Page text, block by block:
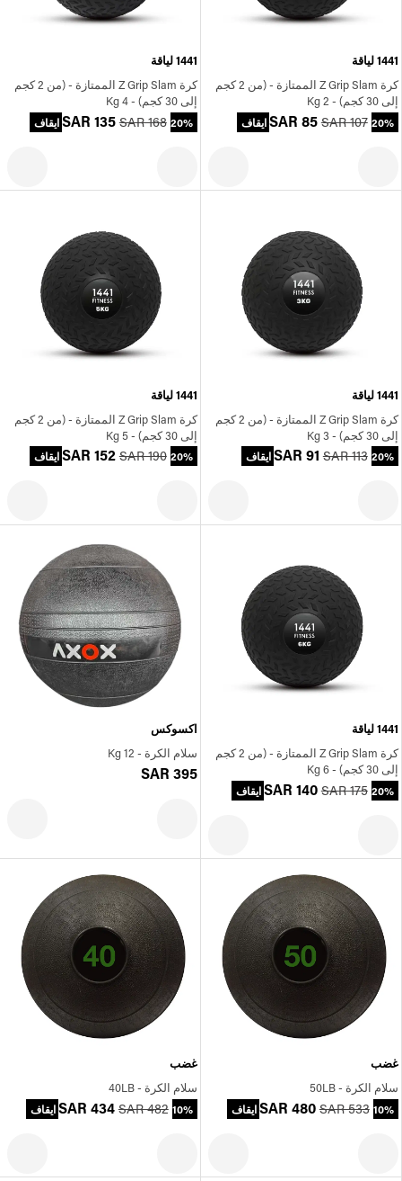
1441 لياقة
كرة Z Grip Slam الممتازة - (من 2 كجم
إلى 30 كجم) - 2 Kg
SAR 85 SAR 107 20% ايقاف
1441 لياقة
كرة Z Grip Slam الممتازة - (من 2 كجم
إلى 30 كجم) - 4 Kg
SAR 135 SAR 168 20% ايقاف
1441 لياقة
كرة Z Grip Slam الممتازة - (من 2 كجم
إلى 30 كجم) - 3 Kg
SAR 91 SAR 113 20% ايقاف
1441 لياقة
كرة Z Grip Slam الممتازة - (من 2 كجم
إلى 30 كجم) - 5 Kg
SAR 152 SAR 190 20% ايقاف
1441 لياقة
كرة Z Grip Slam الممتازة - (من 2 كجم
إلى 30 كجم) - 6 Kg
SAR 140 SAR 175 20% ايقاف
اكسوكس
سلام الكرة - 12 Kg
SAR 395
غضب
سلام الكرة - 50LB
SAR 480 SAR 533 10% ايقاف
غضب
سلام الكرة - 40LB
SAR 434 SAR 482 10% ايقاف